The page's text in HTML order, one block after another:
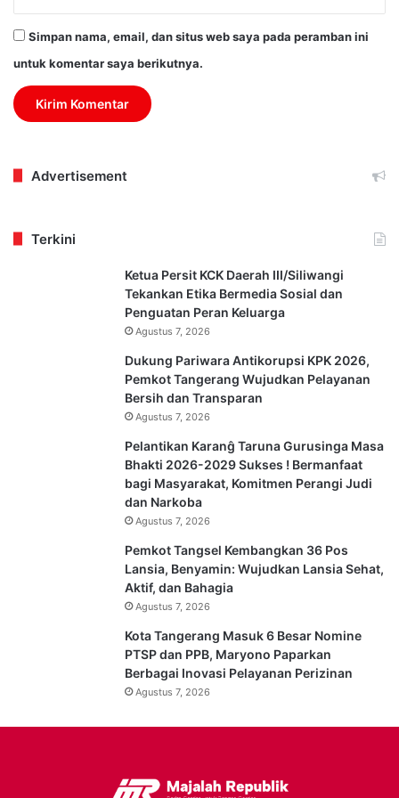
Simpan nama, email, dan situs web saya pada peramban ini
untuk komentar saya berikutnya.
Advertisement
Terkini
Ketua Persit KCK Daerah III/Siliwangi
Tekankan Etika Bermedia Sosial dan
Penguatan Peran Keluarga
Agustus 7, 2026
Dukung Pariwara Antikorupsi KPK 2026,
Pemkot Tangerang Wujudkan Pelayanan
Bersih dan Transparan
Agustus 7, 2026
Pelantikan Karanĝ Taruna Gurusinga Masa
Bhakti 2026-2029 Sukses ! Bermanfaat
bagi Masyarakat, Komitmen Perangi Judi
dan Narkoba
Agustus 7, 2026
Pemkot Tangsel Kembangkan 36 Pos
Lansia, Benyamin: Wujudkan Lansia Sehat,
Aktif, dan Bahagia
Agustus 7, 2026
Kota Tangerang Masuk 6 Besar Nomine
PTSP dan PPB, Maryono Paparkan
Berbagai Inovasi Pelayanan Perizinan
Agustus 7, 2026